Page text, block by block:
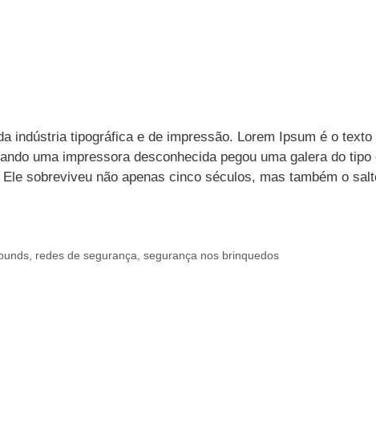
indústria tipográfica e de impressão. Lorem Ipsum é o texto
uma impressora desconhecida pegou uma galera do tipo
sobreviveu não apenas cinco séculos, mas também o
, redes de segurança segurança nos brinquedos